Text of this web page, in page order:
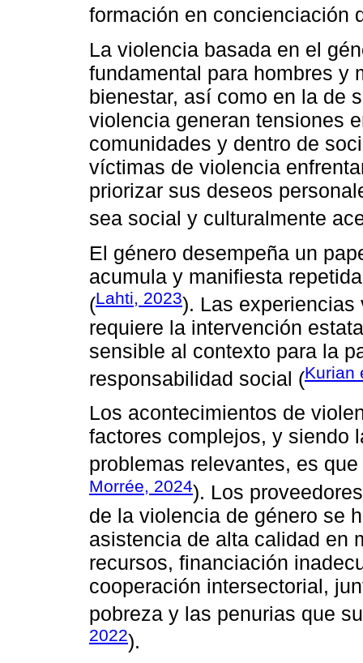
formación en concienciación
La violencia basada en el
fundamental para hombres y
bienestar, así como en la de
violencia generan tensiones
comunidades y dentro de
víctimas de violencia
priorizar sus deseos
sea social y culturalmente
El género desempeña un
acumula y manifiesta
(Lahti, 2023). Las
requiere la intervención
sensible al contexto para la
responsabilidad social (Kurian
Los acontecimientos de
factores complejos, y siendo
problemas relevantes, es
Morrée, 2024). Los
de la violencia de género se
asistencia de alta calidad en
recursos, financiación
cooperación intersectorial,
pobreza y las penurias que
2022).